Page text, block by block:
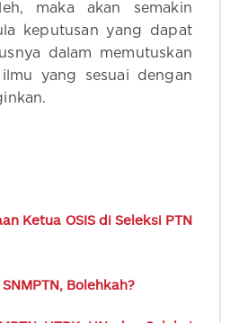
maka akan semakin
keputusan yang dapat
dalam memutuskan
yang sesuai dengan
Ketua OSIS di Seleksi PTN
Bolehkah?